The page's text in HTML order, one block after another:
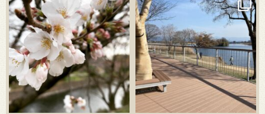
3月 20 3月 18